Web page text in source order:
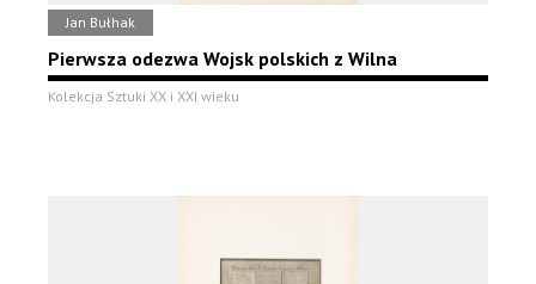
Jan Bułhak
Pierwsza odezwa Wojsk polskich z Wilna
Kolekcja Sztuki XX i XXI wieku